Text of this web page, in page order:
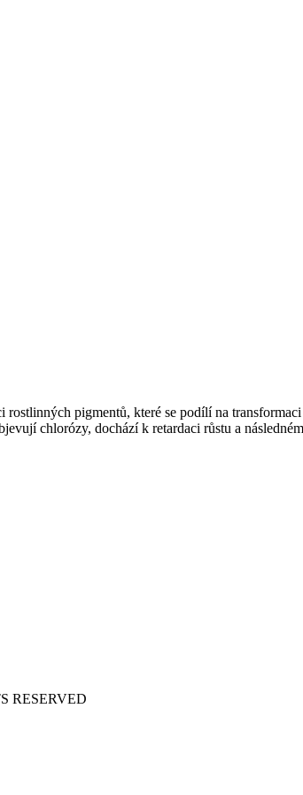
pigmentů, které se podílí na trans­formaci
chlorózy, dochází k retardaci růstu a
RESERVED